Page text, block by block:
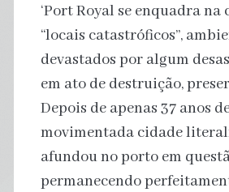
‘Port Royal se enquadra na
“locais catastróficos”,
devastados por algum
em ato de destruição,
Depois de apenas 37 anos
movimentada cidade
afundou no porto em
permanecendo